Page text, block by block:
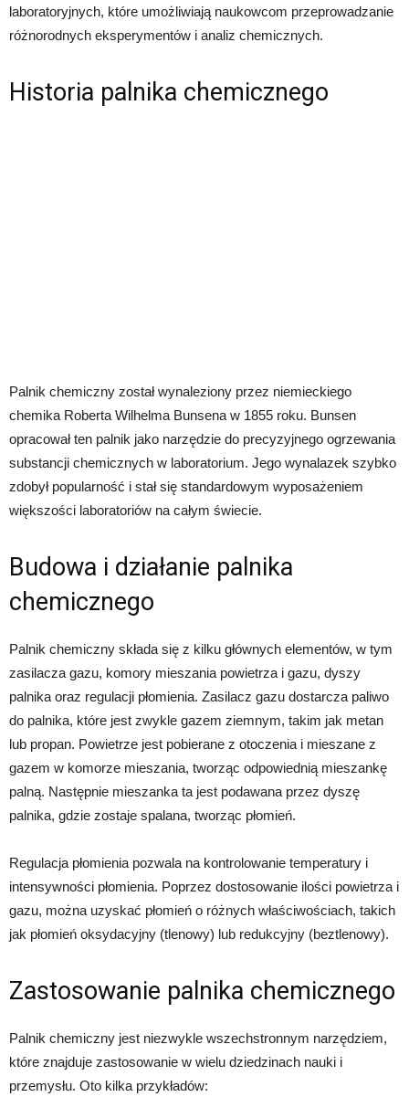
laboratoryjnych, które umożliwiają naukowcom przeprowadzanie
różnorodnych eksperymentów i analiz chemicznych.
Historia palnika chemicznego
Palnik chemiczny został wynaleziony przez niemieckiego
chemika Roberta Wilhelma Bunsena w 1855 roku. Bunsen
opracował ten palnik jako narzędzie do precyzyjnego ogrzewania
substancji chemicznych w laboratorium. Jego wynalazek szybko
zdobył popularność i stał się standardowym wyposażeniem
większości laboratoriów na całym świecie.
Budowa i działanie palnika
chemicznego
Palnik chemiczny składa się z kilku głównych elementów, w tym
zasilacza gazu, komory mieszania powietrza i gazu, dyszy
palnika oraz regulacji płomienia. Zasilacz gazu dostarcza paliwo
do palnika, które jest zwykle gazem ziemnym, takim jak metan
lub propan. Powietrze jest pobierane z otoczenia i mieszane z
gazem w komorze mieszania, tworząc odpowiednią mieszankę
palną. Następnie mieszanka ta jest podawana przez dyszę
palnika, gdzie zostaje spalana, tworząc płomień.
Regulacja płomienia pozwala na kontrolowanie temperatury i
intensywności płomienia. Poprzez dostosowanie ilości powietrza i
gazu, można uzyskać płomień o różnych właściwościach, takich
jak płomień oksydacyjny (tlenowy) lub redukcyjny (beztlenowy).
Zastosowanie palnika chemicznego
Palnik chemiczny jest niezwykle wszechstronnym narzędziem,
które znajduje zastosowanie w wielu dziedzinach nauki i
przemysłu. Oto kilka przykładów: